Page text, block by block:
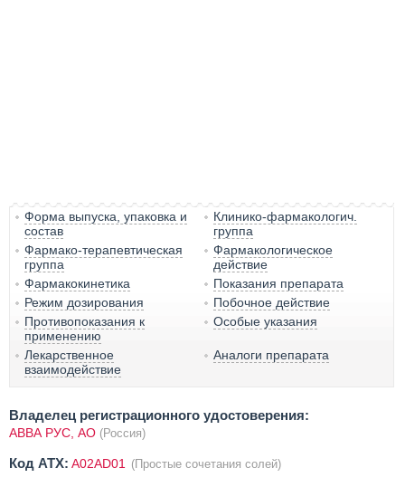
Форма выпуска, упаковка и
состав
Клинико-фармакологич.
группа
Фармако-терапевтическая
группа
Фармакологическое
действие
Фармакокинетика
Показания препарата
Режим дозирования
Побочное действие
Противопоказания к
применению
Особые указания
Лекарственное
взаимодействие
Аналоги препарата
Владелец регистрационного удостоверения:
АВВА РУС, АО (Россия)
Код ATX: A02AD01 (Простые сочетания солей)